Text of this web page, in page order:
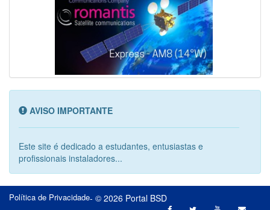
AVISO IMPORTANTE
Este site é dedicado a estudantes, entusiastas e
profissionais instaladores...
Política de Privacidade- © 2026 Portal BSD